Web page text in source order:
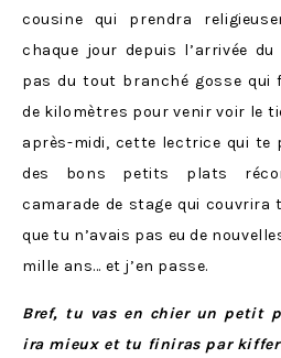
cousine qui prendra
chaque jour depuis l’arrivée
pas du tout branché gosse qui
de kilomètres pour venir voir le
après-midi, cette lectrice qui te
des bons petits plats
camarade de stage qui couvrira
que tu n’avais pas eu de
mille ans… et j’en passe.
Bref, tu vas en chier un petit
ira mieux et tu finiras par kiffer